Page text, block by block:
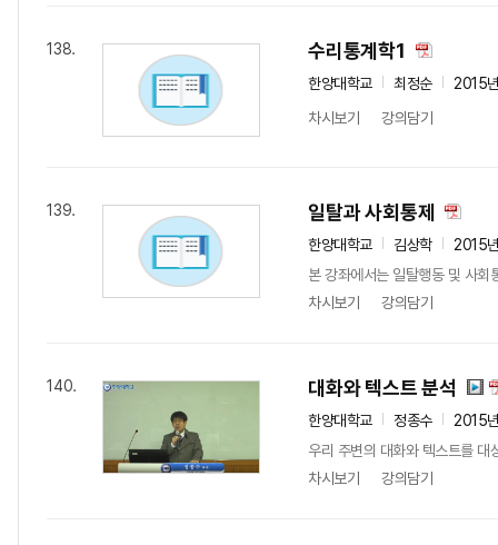
138. 수리통계학1
한양대학교 최정순
2015
차시보기
강의담기
139. 일탈과 사회통제
한양대학교 김상학
2015
본 강좌에서는 일탈행동 및 사회
차시보기
강의담기
140. 대화와 텍스트 분석
한양대학교 정종수
2015
우리 주변의 대화와 텍스트를 대
차시보기
강의담기